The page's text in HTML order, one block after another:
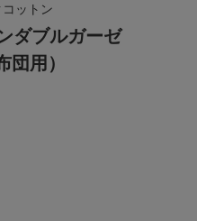
ットン
ダブルガーゼ
団用）